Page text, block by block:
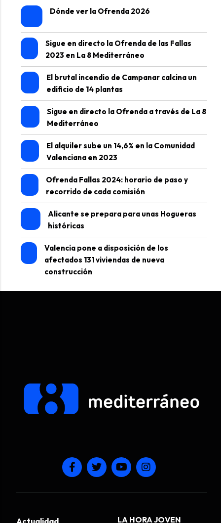
Dónde ver la Ofrenda 2026
Sigue en directo la Ofrenda de las Fallas
2023 en La 8 Mediterráneo
El brutal incendio de Campanar calcina un
edificio de 14 plantas
Sigue en directo la Ofrenda a través de La 8
Mediterráneo
El alquiler sube un 14,6% en la Comunidad
Valenciana en 2023
Ofrenda Fallas 2024: horario de paso y
recorrido de cada comisión
Alicante se prepara para unas Hogueras
históricas
Valencia pone a disposición de los
afectados 131 viviendas de nueva
construcción
Actualidad
LA HORA JOVEN